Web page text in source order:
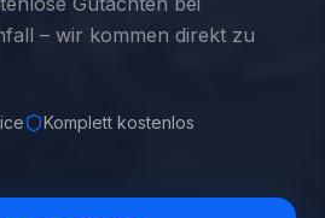
– wir kommen direkt zu
Komplett kostenlos